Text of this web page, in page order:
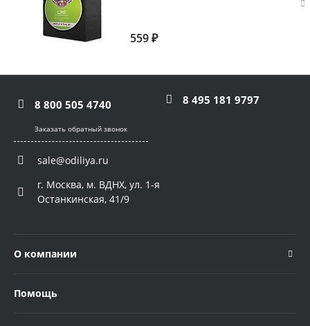
559 ₽
8 800 505 4740 8 495 181 9797
Заказать обратный звонок
sale@odiliya.ru
г. Москва, м. ВДНХ, ул. 1-я
Останкинская, 41/9
О компании
Помощь